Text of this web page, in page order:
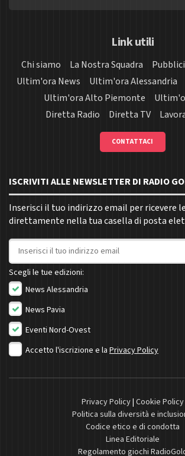
Link utili
Chi siamo La Nostra Squadra
Ultim'ora News
Ultim'ora Alessandria
Ultim'ora Alto Piemonte
Diretta Radio
Diretta TV
CONTATTACI
ISCRIVITI ALLE NEWSLETTER DI RADIO
Inserisci il tuo indirizzo email per ricevere le
direttamente nella tua casella di posta
Indirizzo email
Scegli le tue edizioni:
News Alessandria
News Pavia
Eventi Nord-Ovest
Accetto l'iscrizione e la Privacy Policy
Privacy Policy| Cookie Policy
Politica sulla diversità e
Codice etico e di condotta
Linea Editoriale
Regolamento giochi